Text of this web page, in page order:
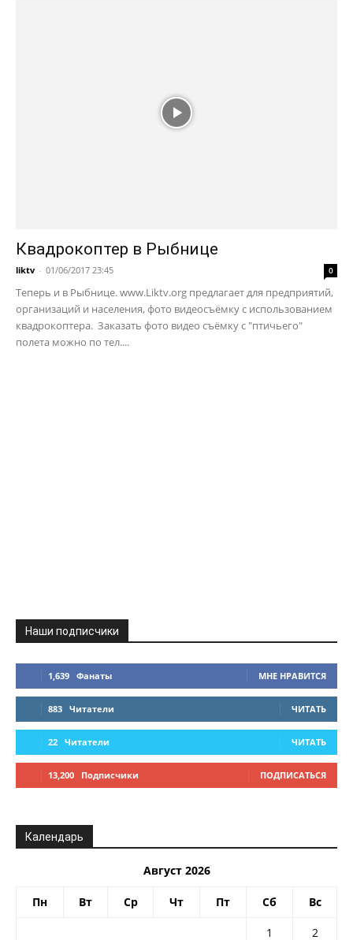
Квадрокоптер в Рыбнице
liktv - 01/06/2017 23:45 0
Теперь и в Рыбнице. www.Liktv.org предлагает для предприятий,
организаций и населения, фото видеосъёмку с использованием
квадрокоптера. Заказать фото видео съёмку с "птичьего"
полета можно по тел....
Наши подписчики
1,639 Фанаты МНЕ НРАВИТСЯ
883 Читатели ЧИТАТЬ
22 Читатели ЧИТАТЬ
13,200 Подписчики ПОДПИСАТЬСЯ
Календарь
Август 2026
Пн Вт Ср Чт Пт Сб Вс
1 2